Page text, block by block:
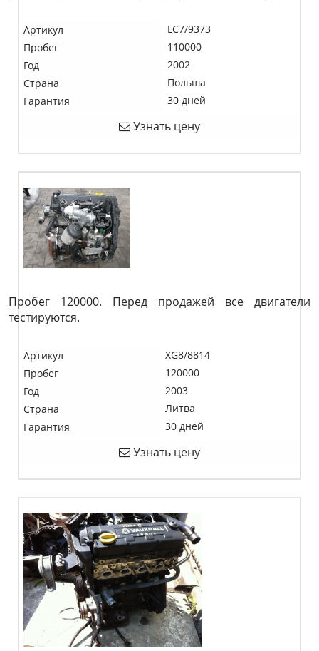
Артикул
LC7/9373
Пробег
110000
Год
2002
Страна
Польша
Гарантия
30 дней
Узнать цену
Пробег 120000. Перед продажей все двигатели
тестируются.
Артикул
XG8/8814
Пробег
120000
Год
2003
Страна
Литва
Гарантия
30 дней
Узнать цену